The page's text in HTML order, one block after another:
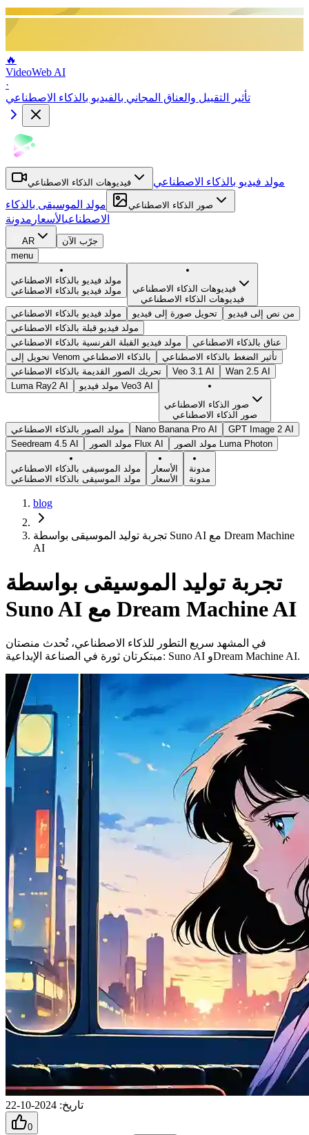
🔥
VideoWeb AI
·
تأثير التقبيل والعناق المجاني بالفيديو بالذكاء الاصطناعي
مولد فيديو بالذكاء الاصطناعي فيديوهات الذكاء الاصطناعي
صور الذكاء الاصطناعي
مولد الموسيقى بالذكاء
الاصطناعيالأسعار مدونة
AR
جرّب الآن
menu
مولد فيديو بالذكاء الاصطناعي
مولد فيديو بالذكاء الاصطناعي
فيديوهات الذكاء الاصطناعي
فيديوهات الذكاء الاصطناعي
مولد فيديو بالذكاء الاصطناعي
تحويل صورة إلى فيديو
من نص إلى فيديو
مولد فيديو قبلة بالذكاء الاصطناعي
مولد فيديو القبلة الفرنسية بالذكاء الاصطناعي
عناق بالذكاء الاصطناعي
تحويل إلى Venom بالذكاء الاصطناعي
تأثير الضغط بالذكاء الاصطناعي
تحريك الصور القديمة بالذكاء الاصطناعي
Veo 3.1 AI
Wan 2.5 AI
Luma Ray2 AI
مولد فيديو Veo3 AI
صور الذكاء الاصطناعي
صور الذكاء الاصطناعي
مولد الصور بالذكاء الاصطناعي
Nano Banana Pro AI
GPT Image 2 AI
Seedream 4.5 AI
مولد الصور Flux AI مولد الصور Luma Photon
مولد الموسيقى بالذكاء الاصطناعي
مولد الموسيقى بالذكاء الاصطناعي
الأسعار
الأسعار
مدونة
مدونة
blog
تجربة توليد الموسيقى بواسطة Suno AI مع Dream Machine
AI
تجربة توليد الموسيقى بواسطة
Suno AI مع Dream Machine AI
في المشهد سريع التطور للذكاء الاصطناعي، تُحدث منصتان
مبتكرتان ثورة في الصناعة الإبداعية: Suno AI وDream Machine AI.
تاريخ:
2024-10-22
0